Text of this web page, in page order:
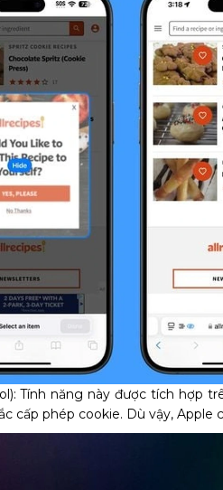
Tính năng này được tích hợp
cấp phép cookie. Dù vậy,